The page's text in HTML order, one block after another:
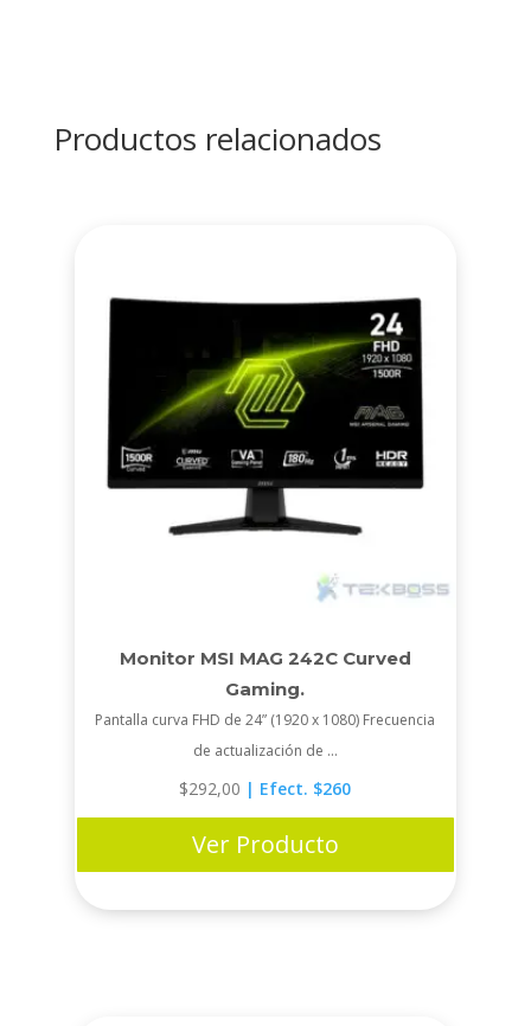
Productos relacionados
Monitor MSI MAG 242C Curved
Gaming.
Pantalla curva FHD de 24” (1920 x 1080) Frecuencia
de actualización de ...
$292,00 | Efect. $260
Ver Producto